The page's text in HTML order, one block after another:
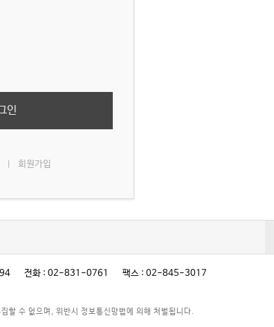
인
회원가입
전화 : 02-831-0761 팩스 : 02-845-3017
할 수 없으며, 위반시 정보통신망법에 의해 처벌됩니다.